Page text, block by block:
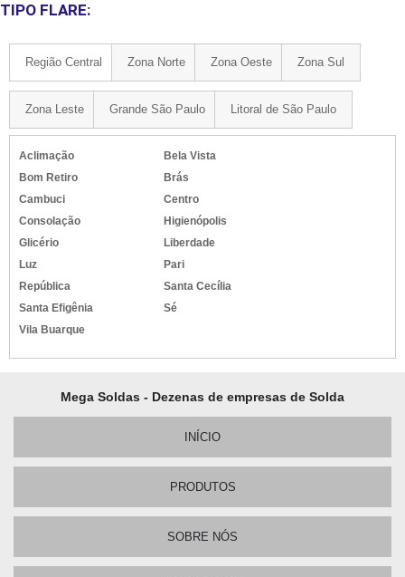
TIPO FLARE:
Região Central Zona Norte Zona Oeste Zona Sul
Zona Leste Grande São Paulo Litoral de São Paulo
Aclimação
Bela Vista
Bom Retiro
Brás
Cambuci
Centro
Consolação
Higienópolis
Glicério
Liberdade
Luz
Pari
República
Santa Cecília
Santa Efigênia
Sé
Vila Buarque
Mega Soldas - Dezenas de empresas de Solda
INÍCIO
PRODUTOS
SOBRE NÓS